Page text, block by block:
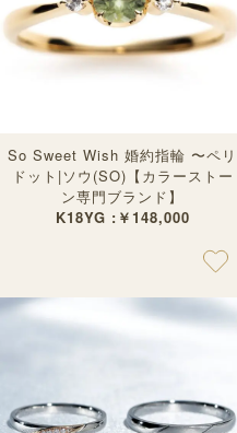
So Sweet Wish 婚約指輪 〜ペリ
ドット|ソウ(SO)【カラーストー
ン専門ブランド】
K18YG :￥148,000